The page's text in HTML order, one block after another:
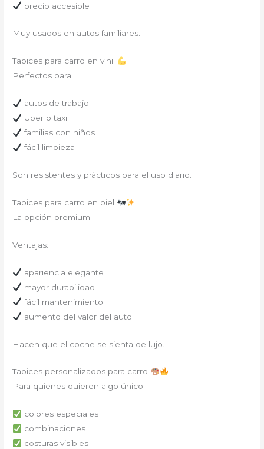
precio accesible
Muy usados en autos familiares.
Tapices para carro en vinil
Perfectos para:
autos de trabajo
Uber o taxi
familias con niños
fácil limpieza
Son resistentes y prácticos para el uso diario.
Tapices para carro en piel
La opción premium.
Ventajas:
apariencia elegante
mayor durabilidad
fácil mantenimiento
aumento del valor del auto
Hacen que el coche se sienta de lujo.
Tapices personalizados para carro
Para quienes quieren algo único:
colores especiales
combinaciones
costuras visibles